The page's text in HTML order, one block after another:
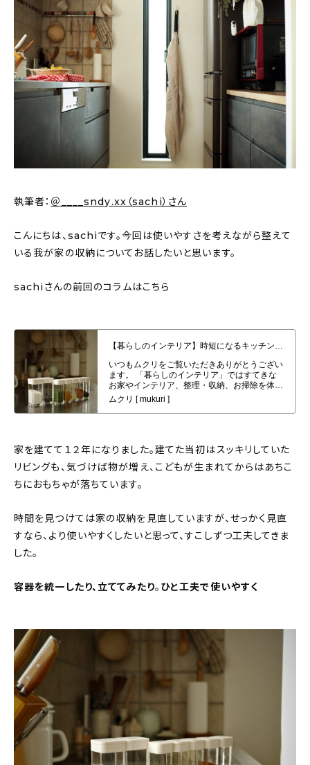
daily mukuri/ アイテム
カテゴリー一覧
キッズ
会社概要
プライバシーポリシー
執筆者： ＠____sndy.xx（sachi）さん
こんにちは、sachiです。今回は使いやすさを考えながら整えて
いる我が家の収納についてお話したいと思います。
sachiさんの前回のコラムはこちら
【暮らしのインテリア】時短になるキッチン用品と気分が上がるものを選び、
料理をラクにする〜家族がゆるりとつながる築１０年超の家
（____sndy.xxさん）
家を建てて１２年になりました。建てた当初はスッキリしていた
リビングも、気づけば物が増え、こどもが生まれてからはあちこ
ちにおもちゃが落ちています。
時間を見つけては家の収納を見直していますが、せっかく見直
すなら、より使いやすくしたいと思って、すこしずつ工夫してきま
した。
容器を統一したり、立ててみたり。 ひと工夫で使いやすく